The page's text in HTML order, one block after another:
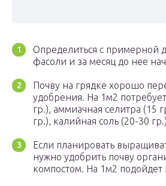
Определиться с примерной
фасоли и за месяц до нее
Почву на грядке хорошо
удобрения. На 1м2
гр.), аммиачная селитра (15
гр.), калийная соль (20-30
Если планировать
нужно удобрить почву
компостом. На 1м2